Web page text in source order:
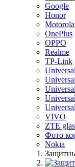
Google
Honor
Motorola
OnePlus
OPPO
Realme
TP-Link
VIVO
ZTE
Фото
Nokia